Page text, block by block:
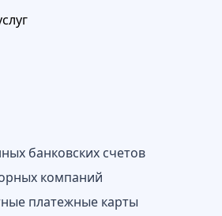
банковских счетов
компаний
платежные карты